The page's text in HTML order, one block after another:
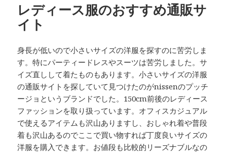
レディース服のおすすめ通販サ
イト
身長が低いので小さいサイズの洋服を探すのに苦労しま
す。特にパーティードレスやスーツは苦労しました。サ
イズ直しして着たものもあります。小さいサイズの洋服
の通販サイトを探していて見つけたのがnissenのプッチ
ージョというブランドでした。150cm前後のレディース
ファッションを取り扱っています。オフィスカジュアル
で使えるアイテムも沢山ありますし、おしゃれ着や普段
着も沢山あるのでここで買い物すれば丁度良いサイズの
洋服を購入できます。お値段も比較的リーズナブルなの